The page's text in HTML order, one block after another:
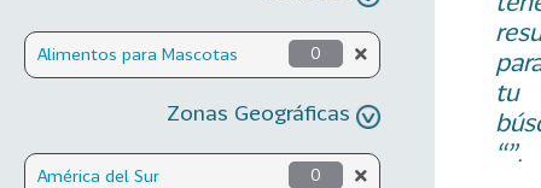
Alimentos para Mascotas 0
Zonas Geográficas
América del Sur 0
tu
“”.